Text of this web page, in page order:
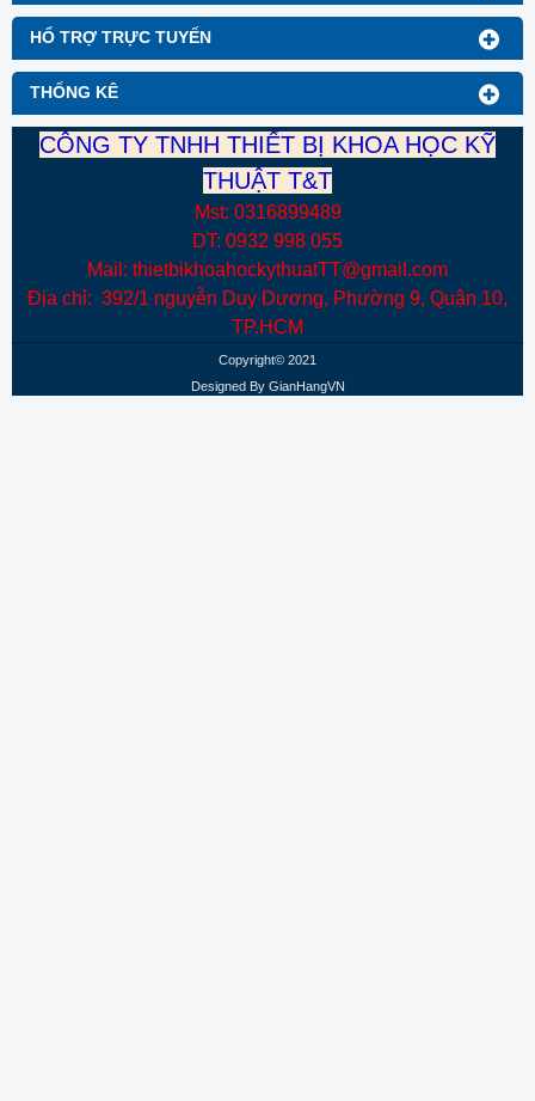
HỔ TRỢ TRỰC TUYẾN
THỐNG KÊ
CÔNG TY TNHH THIẾT BỊ KHOA HỌC KỸ
THUẬT T&T
Mst: 0316899489
DT: 0932 998 055
Mail: thietbikhoahockythuatTT@gmail.com
Địa chỉ: 392/1 nguyễn Duy Dương, Phường 9, Quận 10,
TP.HCM
Copyright© 2021
Designed By GianHangVN